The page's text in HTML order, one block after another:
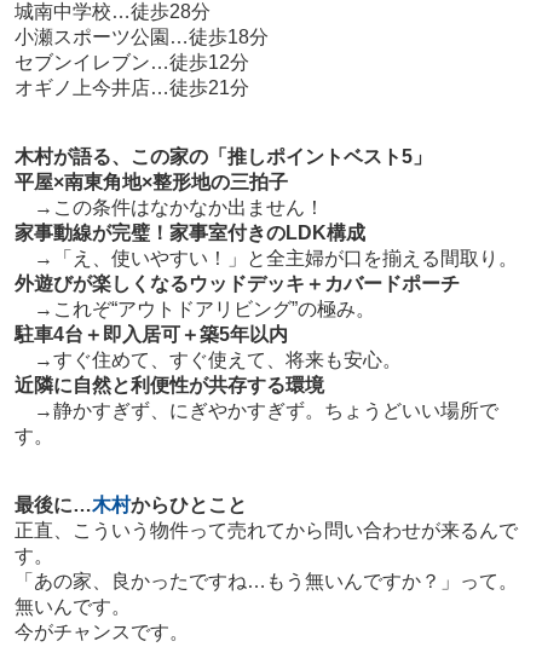
城南中学校…徒歩28分
小瀬スポーツ公園…徒歩18分
セブンイレブン…徒歩12分
オギノ上今井店…徒歩21分
木村が語る、この家の「推しポイントベスト5」
平屋×南東角地×整形地の三拍子
→この条件はなかなか出ません！
家事動線が完璧！家事室付きのLDK構成
→「え、使いやすい！」と全主婦が口を揃える間取り。
外遊びが楽しくなるウッドデッキ＋カバードポーチ
→これぞ“アウトドアリビング”の極み。
駐車4台＋即入居可＋築5年以内
→すぐ住めて、すぐ使えて、将来も安心。
近隣に自然と利便性が共存する環境
→静かすぎず、にぎやかすぎず。ちょうどいい場所で
す。
最後に…木村からひとこと
正直、こういう物件って売れてから問い合わせが来るんで
す。
「あの家、良かったですね…もう無いんですか？」って。
無いんです。
今がチャンスです。